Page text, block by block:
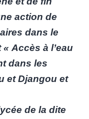
action de
dans le
Accès à l’eau
dans les
et Djangou et
de la dite